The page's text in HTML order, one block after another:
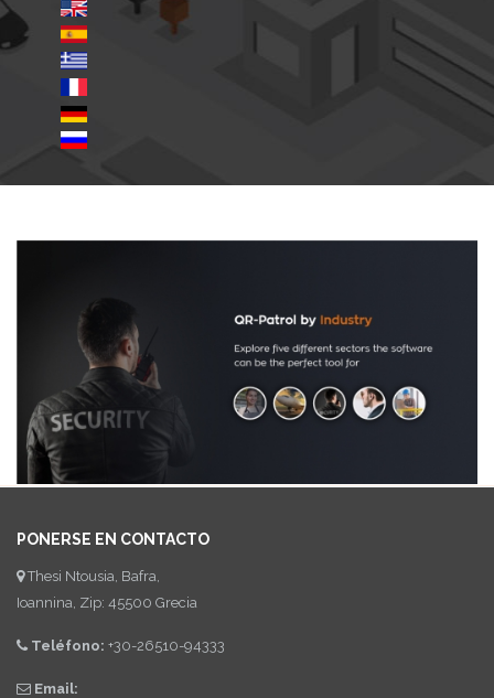
PONERSE EN CONTACTO
Thesi Ntousia, Bafra,
Ioannina, Zip: 45500 Grecia
Teléfono: +30-26510-94333
Email: